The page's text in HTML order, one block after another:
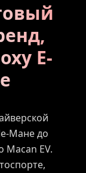
E-
Мане до
Macan EV.